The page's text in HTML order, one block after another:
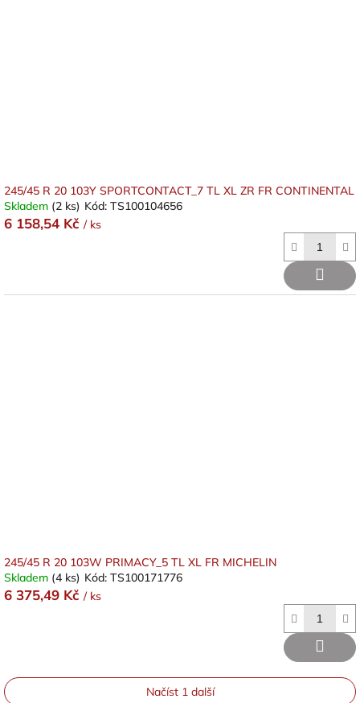
245/45 R 20 103Y SPORTCONTACT_7 TL XL ZR FR CONTINENTAL
Skladem (2 ks) Kód: TS100104656
6 158,54 Kč / ks
245/45 R 20 103W PRIMACY_5 TL XL FR MICHELIN
Skladem (4 ks) Kód: TS100171776
6 375,49 Kč / ks
Načíst 1 další